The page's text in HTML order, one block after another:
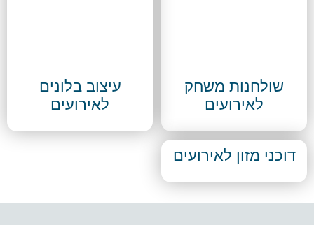
שולחנות משחק
לאירועים
עיצוב בלונים
לאירועים
דוכני מזון לאירועים